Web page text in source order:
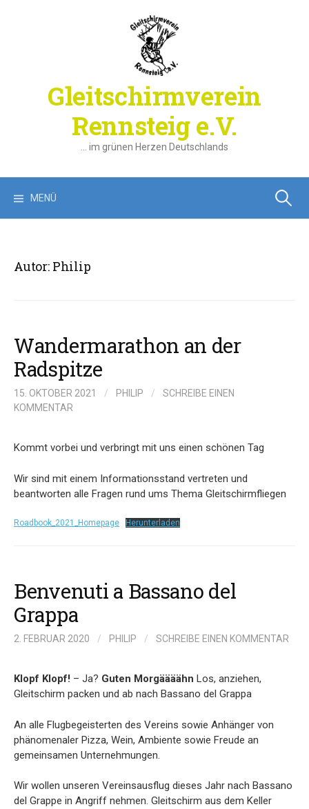
Gleitschirmverein
Rennsteig e.V.
… im grünen Herzen Deutschlands
MENÜ Suchen
Autor: Philip
Wandermarathon an der
Radspitze
15. OKTOBER 2021 / PHILIP /
SCHREIBE EINEN
KOMMENTAR
Kommt vorbei und verbringt mit uns einen schönen Tag
Wir sind mit einem Informationsstand vertreten und
beantworten alle Fragen rund ums Thema Gleitschirmfliegen
Roadbook_2021_Homepage Herunterladen
Benvenuti a Bassano del
Grappa
2. FEBRUAR 2020 / PHILIP / SCHREIBE EINEN KOMMENTAR
Klopf Klopf! – Ja? Guten Morgäääähn Los, anziehen,
Gleitschirm packen und ab nach Bassano del Grappa
An alle Flugbegeisterten des Vereins sowie Anhänger von
phänomenaler Pizza, Wein, Ambiente sowie Freude an
gemeinsamen Unternehmungen.
Wir wollen unseren Vereinsausflug dieses Jahr nach Bassano
del Grappe in Angriff nehmen. Gleitschirm aus dem Keller